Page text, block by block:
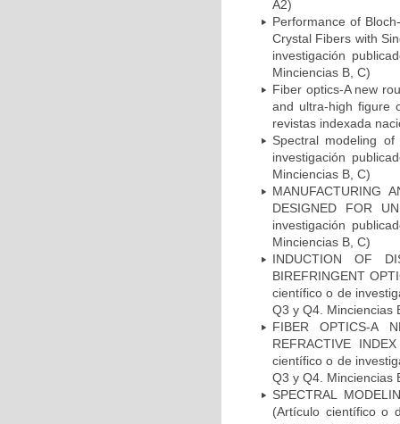
A2)
Performance of
Crystal Fibers with
investigación
Minciencias B, C)
Fiber optics-A new
and ultra-high figure
revistas indexada
Spectral modeling
investigación
Minciencias B, C)
MANUFACTURING
DESIGNED FOR
investigación
Minciencias B, C)
INDUCTION OF
BIREFRINGENT
científico o de
Q3 y Q4. Minciencias
FIBER OPTICS-A
REFRACTIVE
científico o de
Q3 y Q4. Minciencias
SPECTRAL
(Artículo científico o